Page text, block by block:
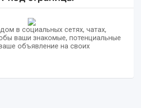
в социальных сетях, чатах,
ваши знакомые, потенциальные
объявление на своих